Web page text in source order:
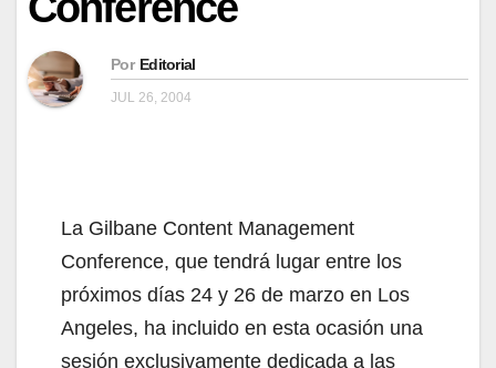
Por Editorial
JUL 26, 2004
La Gilbane Content Management
Conference, que tendrá lugar entre los
próximos días 24 y 26 de marzo en Los
Angeles, ha incluido en esta ocasión una
sesión exclusivamente dedicada a las